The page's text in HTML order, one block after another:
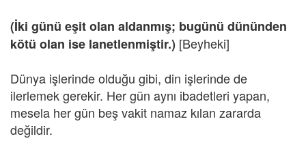
(İki günü eşit olan aldanmış; bugünü dününden
kötü olan ise lanetlenmiştir.) [Beyheki]
Dünya işlerinde olduğu gibi, din işlerinde de
ilerlemek gerekir. Her gün aynı ibadetleri yapan,
mesela her gün beş vakit namaz kılan zararda
değildir.